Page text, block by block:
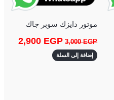
موتور دايزك سوبر جاك
3,000EGP
2,900 EGP
إضافة إلى السلة